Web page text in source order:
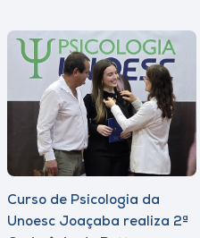
Curso de Psicologia da
Unoesc Joaçaba realiza 2ª